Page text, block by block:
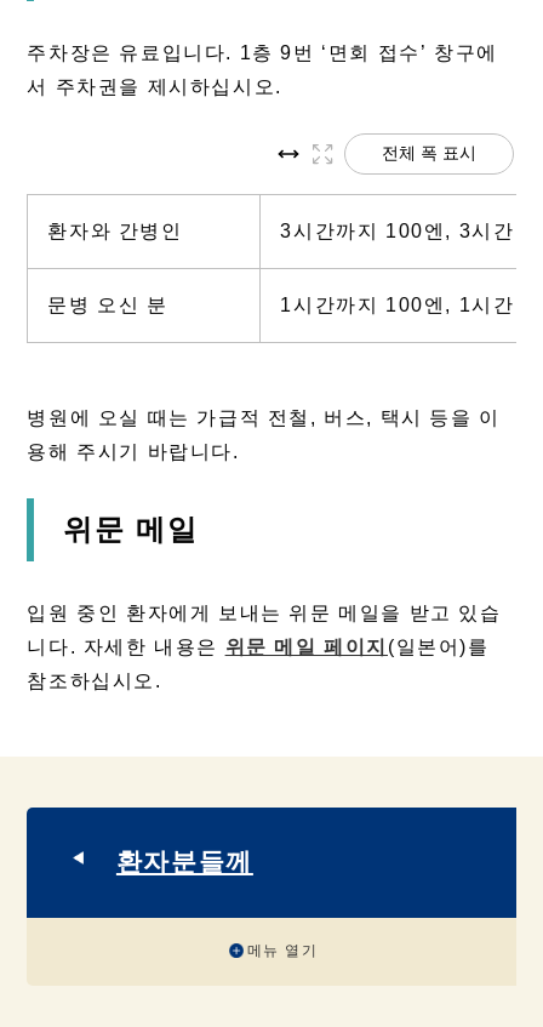
주차장은 유료입니다. 1층 9번 ‘면회 접수’ 창구에
서 주차권을 제시하십시오.
전체 폭 표시
환자와 간병인 3시간까지 100엔, 3시간
문병 오신 분 1시간까지 100엔, 1시간
병원에 오실 때는 가급적 전철, 버스, 택시 등을 이
용해 주시기 바랍니다.
위문 메일
입원 중인 환자에게 보내는 위문 메일을 받고 있습
니다. 자세한 내용은 위문 메일 페이지 (일본어)를
참조하십시오.
환자분들께
메뉴 열기